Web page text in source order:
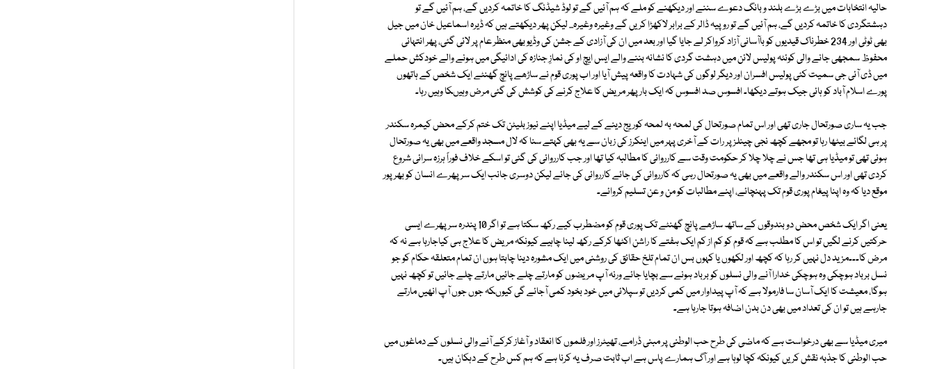
حالیہ انتخابات میں بڑے بڑے بلند و بانگ دعوے سننے اور دیکھنے کو ملے کہ ہم آئیں گے تو لوڈ شیڈنگ کا خاتمہ کردیں گے، ہم آئیں گے تو
دہشتگردی کا خاتمہ کردیں گے، ہم آئیں گے تو روپیہ ڈالر کے برابر لاکھڑا کریں گے وغیرہ وغیرہ... لیکن پھر دیکھتے ہیں کہ ڈیرہ اسماعیل خان میں جیل
بھی ٹوٹی اور 234 خطرناک قیدیوں کو باآسانی آزاد کرواکر لے جایا گیا اور بعد میں ان کی آزادی کے جشن کی وڈیو بھی منظر عام پر لائی گئی، پھر انتہائی
محفوظ سمجھی جانے والی کوئٹہ پولیس لائن میں دہشت گردی کا نشانہ بننے والے ایس ایچ او کی نمازِ جنازہ کی ادائیگی میں ہونے والے خودکش حملے
میں ڈی آئی جی سمیت کئی پولیس افسران اور دیگر لوگوں کی شہادت کا واقعہ پیش آیا اور اب پوری قوم نے ساڑھے پانچ گھنٹے ایک شخص کے ہاتھوں
پورے اسلام آباد کو ہائی جیک ہوتے دیکھا۔ افسوس صد افسوس کہ ایک بار پھر مریض کا علاج کرنے کی کوشش کی گئی مرض وہیںکا وہیں رہا۔
جب یہ ساری صورتحال جاری تھی اور اس تمام صورتحال کی لمحہ بہ لمحہ کوریج دینے کے لیے میڈیا اپنے نیوز بلیٹن تک ختم کرکے محض کیمرہ سکندر
پر ہی لگائے بیٹھا رہا تو مجھے کچھ نجی چینلز پر رات کے آخری پہر میں اینکرز کی زبان سے یہ بھی کہتے سنا کہ لال مسجد واقعے میں بھی یہ صورتحال
ہوئی تھی تو میڈیا ہی تھا جس نے چلا چلا کر حکومت وقت سے کارروائی کا مطالبہ کیا تھا اور جب کارروائی کی گئی تو اسکے خلاف فوراً ہرزہ سرائی شروع
کردی تھی اور اس سکندر والے واقعے میں بھی یہ صورتحال رہی کہ کارروائی کی جائے کارروائی کی جائے لیکن دوسری جانب ایک سرپھرے انسان کو بھرپور
موقع دیا کہ وہ اپنا پیغام پوری قوم تک پہنچائے، اپنے مطالبات کو من و عن تسلیم کروائے۔
یعنی اگر ایک شخص محض دو بندوقوں کے ساتھ ساڑھے پانچ گھنٹے تک پوری قوم کو مضطرب کیے رکھ سکتا ہے تو اگر 10 پندرہ سر پھرے ایسی
حرکتیں کرنے لگیں تو اس کا مطلب ہے کہ قوم کو کم از کم ایک ہفتے کا راشن اکٹھا کرکے رکھ لینا چاہیے کیونکہ مریض کا علاج ہی کیاجارہا ہے نہ کہ
مرض کا۔۔۔مزید دل نہیں کر رہا کہ کچھ اور لکھوں یا کہوں بس ان تمام تلخ حقائق کی روشنی میں ایک مشورہ دینا چاہتا ہوں ان تمام متعلقہ حکام کو جو
نسل برباد ہوچکی وہ ہوچکی خدارا آنے والی نسلوں کو برباد ہونے سے بچایا جائے ورنہ آپ مریضوں کو مارتے چلے جائیں مارتے چلے جائیں تو کچھ نہیں
ہوگا، معیشت کا ایک آسان سا فارمولا ہے کہ آپ پیداوار میں کمی کردیں تو سپلائی میں خود بخود کمی آجائے گی کیوںکہ جوں جوں آپ انھیں مارتے
جارہے ہیں تو ان کی تعداد میں بھی دن بدن اضافہ ہوتا جارہا ہے۔
میری میڈیا سے بھی درخواست ہے کہ ماضی کی طرح حب الوطنی پر مبنی ڈرامے، تھیٹرز اور فلموں کا انعقاد و آغاز کرکے آنے والی نسلوں کے دماغوں میں
حب الوطنی کا جذبہ نقش کریں کیونکہ کچا لوہا ہے اور آگ ہمارے پاس ہے اب ثابت صرف یہ کرنا ہے کہ ہم کس طرح کے دہکان ہیں۔